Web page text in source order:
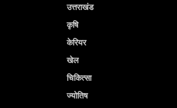
उत्तराखंड
कृषि
केरियर
खेल
चिकित्सा
ज्योतिष